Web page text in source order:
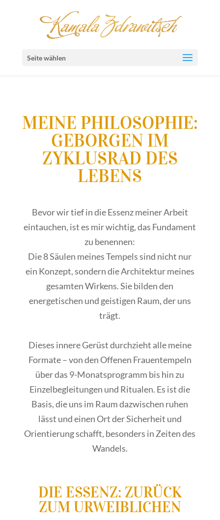
Seite wählen
MEINE PHILOSOPHIE:
GEBORGEN IM
ZYKLUSRAD DES
LEBENS
Bevor wir tief in die Essenz meiner Arbeit
eintauchen, ist es mir wichtig, das Fundament
zu benennen:
Die8 Säulen meines Tempelssind nicht nur
ein Konzept, sondern dieArchitektur meines
gesamten Wirkens. Sie bilden den
energetischen und geistigen Raum, der uns
trägt.
Dieses innere Gerüst durchzieht alle meine
Formate– von den Offenen Frauentempeln
über das 9-Monatsprogramm bis hin zu
Einzelbegleitungen und Ritualen. Es ist die
Basis, die uns im Raum dazwischen ruhen
lässt und einen Ort der Sicherheit und
Orientierung schafft, besonders in Zeiten des
Wandels.
DIE ESSENZ: ZURÜCK
ZUM URWEIBLICHEN